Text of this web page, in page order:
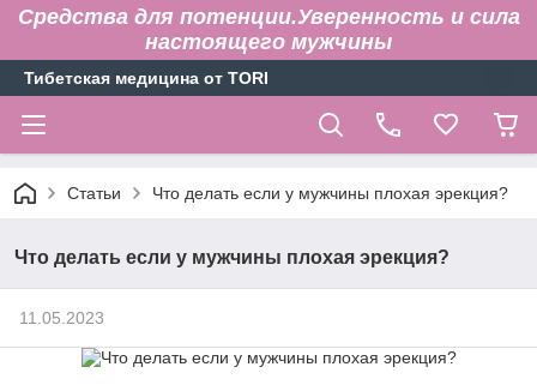
Средства для потенции.Уверенность и сила
настоящего мужчины
Тибетская медицина от TORI
Статьи Что делать если у мужчины плохая эрекция?
Что делать если у мужчины плохая эрекция?
11.05.2023